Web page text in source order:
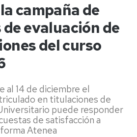
campaña de
evaluación de
del curso
al 14 de diciembre el
en titulaciones de
puede responder
de satisfacción a
Atenea